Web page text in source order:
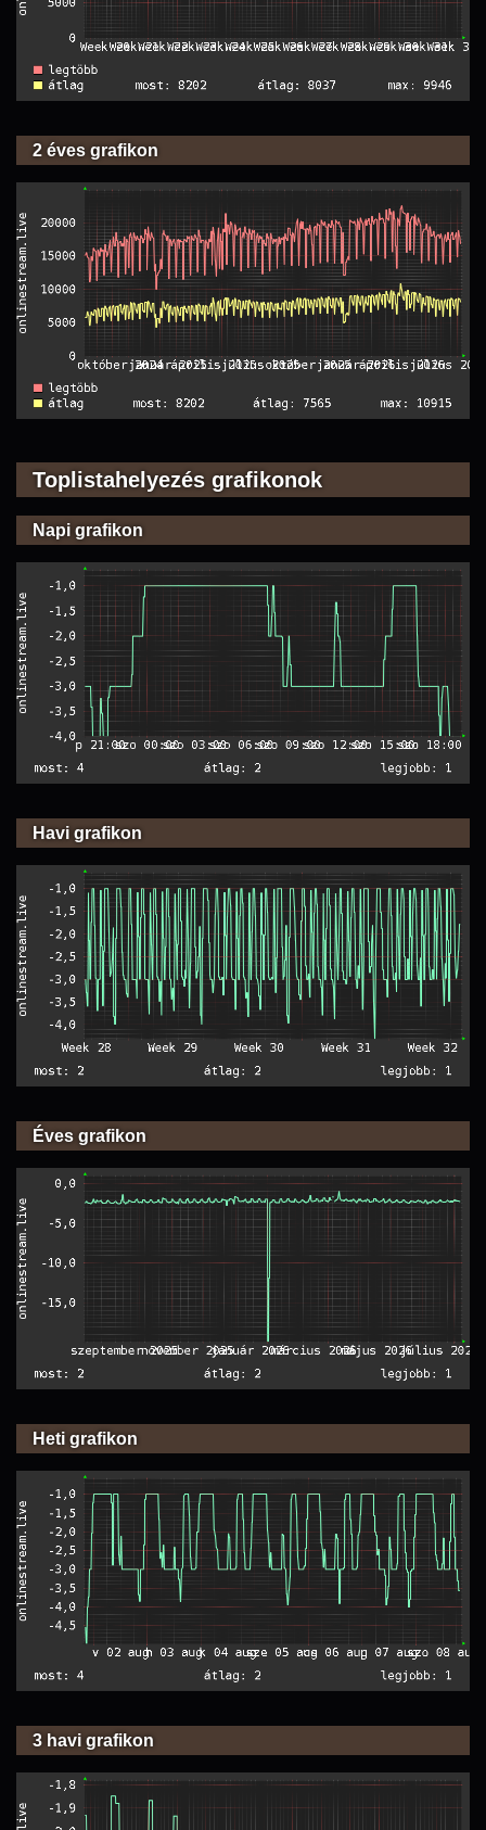
2 éves grafikon
Toplistahelyezés grafikonok
Napi grafikon
Havi grafikon
Éves grafikon
Heti grafikon
3 havi grafikon